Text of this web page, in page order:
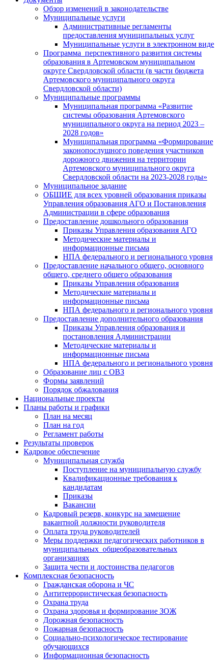
Обзор изменений в законодательстве
Муниципальные услуги
Административные регламенты
предоставления муниципальных услуг
Муниципальные услуги в электронном виде
Программа перспективного развития системы
образования в Артемовском муниципальном
округе Свердловской области (в части бюджета
Артемовского муниципального округа
Свердловской области)
Муниципальные программы
Муниципальная программа «Развитие
системы образования Артемовского
муниципального округа на период 2023 –
2028 годов»
Муниципальная программа «Формирование
законопослушного поведения участников
дорожного движения на территории
Артемовского муниципального округа
Свердловской области на 2023-2028 годы»
Муниципальное задание
ОБЩИЕ для всех уровней образования приказы
Управления образования АГО и Постановления
Администрации в сфере образования
Предоставление дошкольного образования
Приказы Управления образования АГО
Методические материалы и
информационные письма
НПА федерального и регионального уровня
Предоставление начального общего, основного
общего, среднего общего образования
Приказы Управления образования
Методические материалы и
информационные письма
НПА федерального и регионального уровня
Предоставление дополнительного образования
Приказы Управления образования и
постановления Администрации
Методические материалы и
информационные письма
НПА федерального и регионального уровня
Образование лиц с ОВЗ
Формы заявлений
Порядок обжалования
Национальные проекты
Планы работы и графики
План на месяц
План на год
Регламент работы
Результаты проверок
Кадровое обеспечение
Муниципальная служба
Поступление на муниципальную службу
Квалификационные требования к
кандидатам
Приказы
Вакансии
Кадровый резерв, конкурс на замещение
вакантной должности руководителя
Оплата труда руководителей
Меры поддержки педагогических работников в
муниципальных общеобразовательных
организациях
Защита чести и достоинства педагогов
Комплексная безопасность
Гражданская оборона и ЧС
Антитеррористическая безопасность
Охрана труда
Охрана здоровья и формирование ЗОЖ
Дорожная безопасность
Пожарная безопасность
Социально-психологическое тестирование
обучающихся
Информационная безопасность